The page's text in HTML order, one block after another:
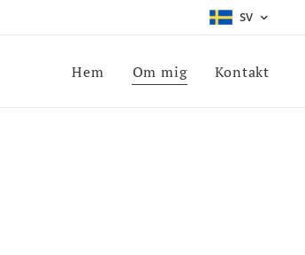
SV
Hem Om mig Kontakt